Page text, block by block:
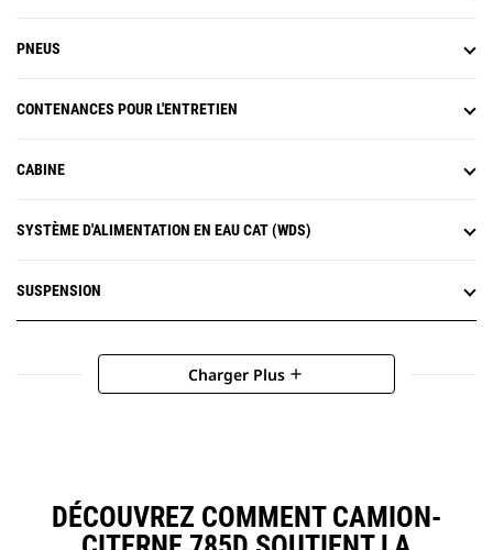
PNEUS
CONTENANCES POUR L'ENTRETIEN
CABINE
SYSTÈME D'ALIMENTATION EN EAU CAT (WDS)
SUSPENSION
Charger Plus add
DÉCOUVREZ COMMENT CAMION-